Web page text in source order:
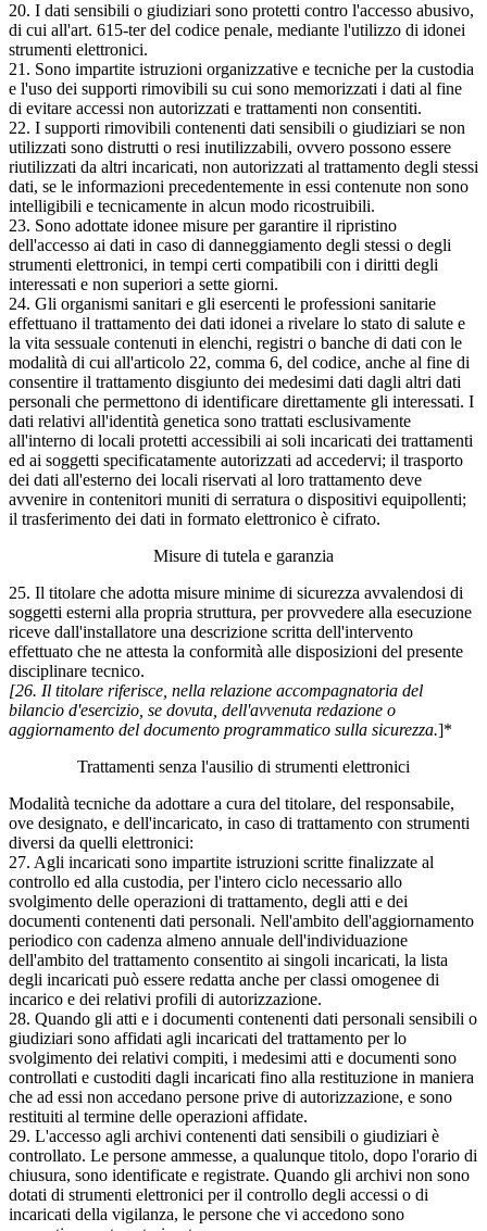
20. I dati sensibili o giudiziari sono protetti contro l'accesso abusivo,
di cui all'art. 615-ter del codice penale, mediante l'utilizzo di idonei
strumenti elettronici.
21. Sono impartite istruzioni organizzative e tecniche per la custodia
e l'uso dei supporti rimovibili su cui sono memorizzati i dati al fine
di evitare accessi non autorizzati e trattamenti non consentiti.
22. I supporti rimovibili contenenti dati sensibili o giudiziari se non
utilizzati sono distrutti o resi inutilizzabili, ovvero possono essere
riutilizzati da altri incaricati, non autorizzati al trattamento degli stessi
dati, se le informazioni precedentemente in essi contenute non sono
intelligibili e tecnicamente in alcun modo ricostruibili.
23. Sono adottate idonee misure per garantire il ripristino
dell'accesso ai dati in caso di danneggiamento degli stessi o degli
strumenti elettronici, in tempi certi compatibili con i diritti degli
interessati e non superiori a sette giorni.
24. Gli organismi sanitari e gli esercenti le professioni sanitarie
effettuano il trattamento dei dati idonei a rivelare lo stato di salute e
la vita sessuale contenuti in elenchi, registri o banche di dati con le
modalità di cui all'articolo 22, comma 6, del codice, anche al fine di
consentire il trattamento disgiunto dei medesimi dati dagli altri dati
personali che permettono di identificare direttamente gli interessati. I
dati relativi all'identità genetica sono trattati esclusivamente
all'interno di locali protetti accessibili ai soli incaricati dei trattamenti
ed ai soggetti specificatamente autorizzati ad accedervi; il trasporto
dei dati all'esterno dei locali riservati al loro trattamento deve
avvenire in contenitori muniti di serratura o dispositivi equipollenti;
il trasferimento dei dati in formato elettronico è cifrato.
Misure di tutela e garanzia
25. Il titolare che adotta misure minime di sicurezza avvalendosi di
soggetti esterni alla propria struttura, per provvedere alla esecuzione
riceve dall'installatore una descrizione scritta dell'intervento
effettuato che ne attesta la conformità alle disposizioni del presente
disciplinare tecnico.
[26. Il titolare riferisce, nella relazione accompagnatoria del
bilancio d'esercizio, se dovuta, dell'avvenuta redazione o
aggiornamento del documento programmatico sulla sicurezza.]*
Trattamenti senza l'ausilio di strumenti elettronici
Modalità tecniche da adottare a cura del titolare, del responsabile,
ove designato, e dell'incaricato, in caso di trattamento con strumenti
diversi da quelli elettronici:
27. Agli incaricati sono impartite istruzioni scritte finalizzate al
controllo ed alla custodia, per l'intero ciclo necessario allo
svolgimento delle operazioni di trattamento, degli atti e dei
documenti contenenti dati personali. Nell'ambito dell'aggiornamento
periodico con cadenza almeno annuale dell'individuazione
dell'ambito del trattamento consentito ai singoli incaricati, la lista
degli incaricati può essere redatta anche per classi omogenee di
incarico e dei relativi profili di autorizzazione.
28. Quando gli atti e i documenti contenenti dati personali sensibili o
giudiziari sono affidati agli incaricati del trattamento per lo
svolgimento dei relativi compiti, i medesimi atti e documenti sono
controllati e custoditi dagli incaricati fino alla restituzione in maniera
che ad essi non accedano persone prive di autorizzazione, e sono
restituiti al termine delle operazioni affidate.
29. L'accesso agli archivi contenenti dati sensibili o giudiziari è
controllato. Le persone ammesse, a qualunque titolo, dopo l'orario di
chiusura, sono identificate e registrate. Quando gli archivi non sono
dotati di strumenti elettronici per il controllo degli accessi o di
incaricati della vigilanza, le persone che vi accedono sono